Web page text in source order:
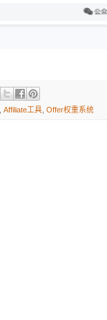
Affiliate工具 Offer权重系统